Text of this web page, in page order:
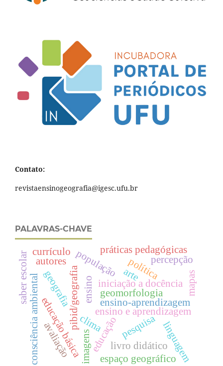
Contato:
revistaensinogeografia@igesc.ufu.br
PALAVRAS-CHAVE
clima
ensino-aprendizagem
pibid/geografia iniciação a docência
educação básica
geografia
ensino e aprendizagem
geomorfologia
ensino
pesquisa
educação
população política
consciência ambiental
práticas pedagógicas
imagens linguagem
espaço geográfico
livro didático
autores
saber escolar
avaliação
arte mapas
percepção
currículo